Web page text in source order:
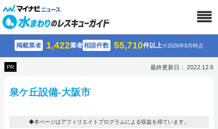
掲載業者 1,422業者相談件数 55,710件以上※2026年8月時点
PR 最終更新日： 2022.12.6
泉ケ丘設備-大阪市
◆本ページはアフィリエイトプログラムによる収益を得ています。